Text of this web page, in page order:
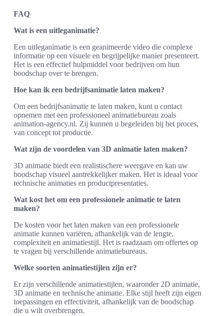
FAQ
Wat is een uitleganimatie?
Een uitleganimatie is een geanimeerde video die complexe
informatie op een visuele en begrijpelijke manier presenteert.
Het is een effectief hulpmiddel voor bedrijven om hun
boodschap over te brengen.
Hoe kan ik een bedrijfsanimatie laten maken?
Om een bedrijfsanimatie te laten maken, kunt u contact
opnemen met een professioneel animatiebureau zoals
animation-agency.nl. Zij kunnen u begeleiden bij het proces,
van concept tot productie.
Wat zijn de voordelen van 3D animatie laten maken?
3D animatie biedt een realistischere weergave en kan uw
boodschap visueel aantrekkelijker maken. Het is ideaal voor
technische animaties en productpresentaties.
Wat kost het om een professionele animatie te laten
maken?
De kosten voor het laten maken van een professionele
animatie kunnen variëren, afhankelijk van de lengte,
complexiteit en animatiestijl. Het is raadzaam om offertes op
te vragen bij verschillende animatiebureaus.
Welke soorten animatiestijlen zijn er?
Er zijn verschillende animatiestijlen, waaronder 2D animatie,
3D animatie en technische animatie. Elke stijl heeft zijn eigen
toepassingen en effectiviteit, afhankelijk van de boodschap
die u wilt overbrengen.